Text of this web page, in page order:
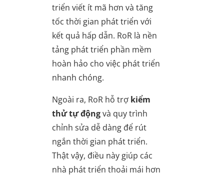
triển viết ít mã hơn và tăng
tốc thời gian phát triển với
kết quả hấp dẫn. RoR là nền
tảng phát triển phần mềm
hoàn hảo cho việc phát triển
nhanh chóng.
Ngoài ra, RoR hỗ trợ kiểm
thử tự độngvà quy trình
chỉnh sửa dễ dàng để rút
ngắn thời gian phát triển.
Thật vậy, điều này giúp các
nhà phát triển thoải mái hơn